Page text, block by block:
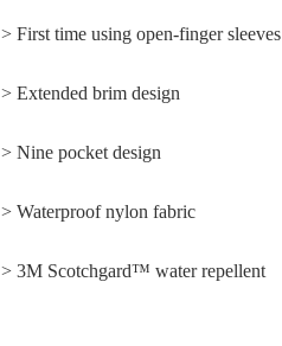
> First time using open-finger sleeves
> Extended brim design
> Nine pocket design
> Waterproof nylon fabric
> 3M Scotchgard™ water repellent